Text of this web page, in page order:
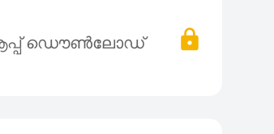
ആപ്പ് ഡൌൺലോഡ്